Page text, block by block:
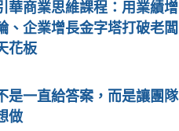
華商業思維課程：用業績增
、企業增長金字塔打破老闆
花板
是一直給答案，而是讓團隊
做